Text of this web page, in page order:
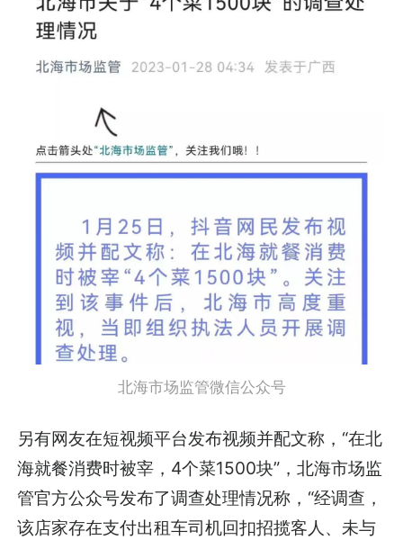
北海市场监管微信公众号
另有网友在短视频平台发布视频并配文称，“在北
海就餐消费时被宰，4个菜1500块”，北海市场监
管官方公众号发布了调查处理情况称，“经调查，
该店家存在支付出租车司机回扣招揽客人、未与